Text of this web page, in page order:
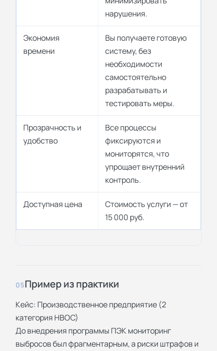
нарушения.
Экономия
времени
Вы получаете готовую
систему, без
необходимости
самостоятельно
разрабатывать и
тестировать меры.
Прозрачность и
удобство
Все процессы
фиксируются и
мониторятся, что
упрощает внутренний
контроль.
Доступная цена
Стоимость услуги — от
15 000 руб.
05Пример из практики
Кейс: Производственное предприятие (2
категория НВОС)
До внедрения программы ПЭК мониторинг
выбросов был фрагментарным, а риски штрафов и